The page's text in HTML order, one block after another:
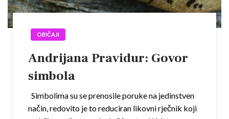
OBIČAJI
Andrijana Pravidur: Govor
simbola
Simbolima su se prenosile poruke na jedinstven
način, redovito je to reduciran likovni rječnik koji